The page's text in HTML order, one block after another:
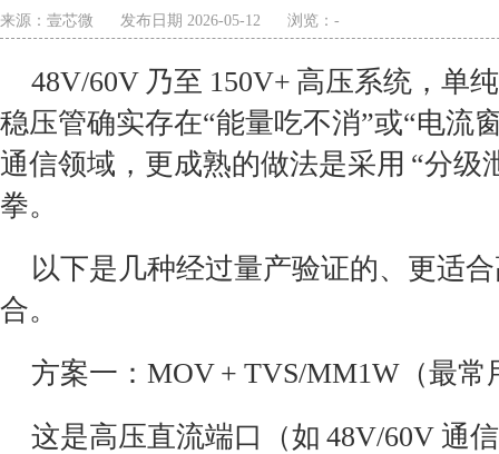
来源： 壹芯微 发布日期 2026-05-12 浏览： -
48V/60V 乃至 150V+ 高压系统，单
稳压管确实存在“能量吃不消”或“电流
通信领域，更成熟的做法是采用 “分级
拳。
以下是几种经过量产验证的、更适
合。
方案一：MOV + TVS/MM1W（最常
这是高压直流端口（如 48V/60V 通